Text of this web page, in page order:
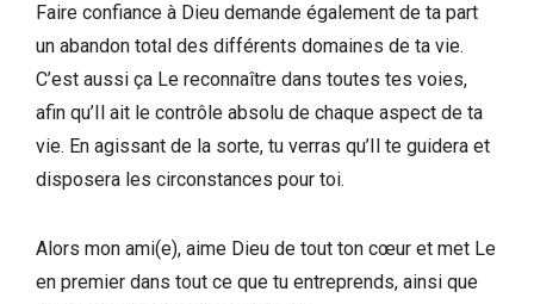
Faire confiance à Dieu demande également de ta part
un abandon total des différents domaines de ta vie.
C’est aussi ça Le reconnaître dans toutes tes voies,
afin qu’Il ait le contrôle absolu de chaque aspect de ta
vie. En agissant de la sorte, tu verras qu’Il te guidera et
disposera les circonstances pour toi.
Alors mon ami(e), aime Dieu de tout ton cœur et met Le
en premier dans tout ce que tu entreprends, ainsi que